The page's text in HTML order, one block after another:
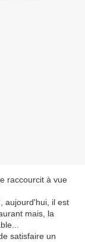
raccourcit à vue
aujourd'hui, il est
mais, la
satisfaire un